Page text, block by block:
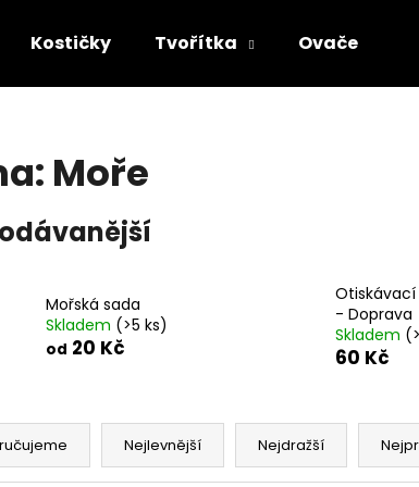
Kostičky Tvořítka Ovače
Moře
Mořská sada
Skladem (>5 ks)
od 20 Kč
Otiskávací
- Doprava
Skladem
60 Kč
Nejlevnější Nejdražší
Doporučujeme
HMYZÁCI